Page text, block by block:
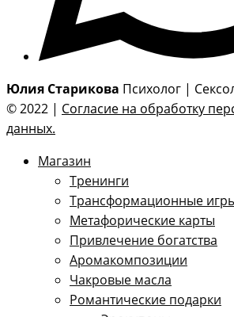
Юлия Старикова Психолог |
© 2022 | Согласие на обработку
данных.
Магазин
Тренинги
Трансформационные
Метафорические карты
Привлечение богатства
Аромакомпозиции
Чакровые масла
Романтические подарки